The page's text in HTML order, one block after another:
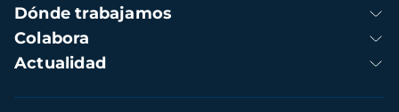
Dónde trabajamos
Colabora
Actualidad